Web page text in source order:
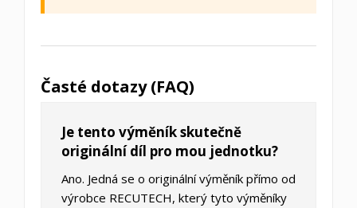
Časté dotazy (FAQ)
Je tento výměník skutečně
originální díl pro mou jednotku?
Ano. Jedná se o originální výměník přímo od
výrobce RECUTECH, který tyto výměníky